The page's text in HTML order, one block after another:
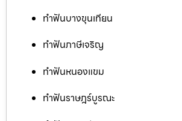
ทำฟันบางขุนเทียน
ทำฟันภาษีเจริญ
ทำฟันหนองแขม
ทำฟันราษฎร์บูรณะ